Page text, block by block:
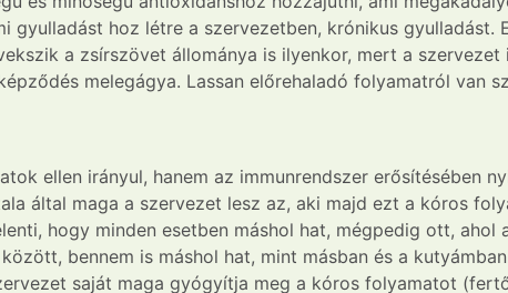
gyulladást hoz létre a szervezetben, krónikus gyulladást.
a zsírszövet állománya is ilyenkor, mert a szervezet
melegágya. Lassan előrehaladó folyamatról van
ellen irányul, hanem az immunrendszer erősítésében
által maga a szervezet lesz az, aki majd ezt a kóros
hogy minden esetben máshol hat, mégpedig ott, ahol
bennem is máshol hat, mint másban és a
saját maga gyógyítja meg a kóros folyamatot